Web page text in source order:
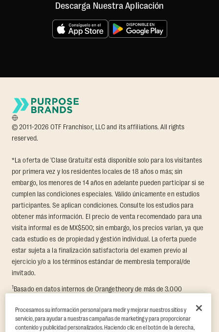
Descarga Nuestra Aplicación
© 2011-2026 OTF Franchisor, LLC and its affiliations. All rights
reserved.
*La oferta de 'Clase Gratuita' está disponible solo para los visitantes
por primera vez y los residentes locales de 18 años o más; sin
embargo, los menores de 14 años en adelante pueden participar si se
cumplen las condiciones especiales. Válido únicamente en estudios
participantes. Se aplican condiciones. Consulte los estudios para
obtener más información. El precio de venta recomendado para una
visita informal es de MX$500; sin embargo, los precios varían, ya que
cada estudio es de propiedad y gestión individual. La oferta puede
estar sujeta a la finalización satisfactoria del examen previo al
ejercicio y/o a los términos estándar de membresía temporal/de
invitado.
1Basado en datos internos de Orangetheory de más de 3.000
semanas, en el que se midió la pérdida promedio de grasa y el
aumento de masa muscular libre de grasa. Respaldado por hallazgos
Procesamos su información personal para medir y mejorar nuestros sitios y
servicio, para ayudar a nuestras campañas de marketing y para proporcionar
contenido y publicidad personalizados. Haciendo clic en el botón de la derecha,